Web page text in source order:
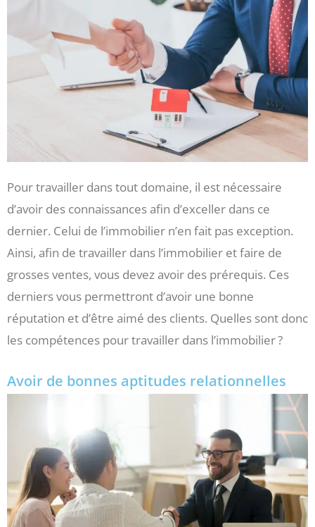
Pour travailler dans tout domaine, il est nécessaire
d’avoir des connaissances afin d’exceller dans ce
dernier. Celui de l’immobilier n’en fait pas exception.
Ainsi, afin de travailler dans l’immobilier et faire de
grosses ventes, vous devez avoir des prérequis. Ces
derniers vous permettront d’avoir une bonne
réputation et d’être aimé des clients. Quelles sont donc
les compétences pour travailler dans l’immobilier ?
Avoir de bonnes aptitudes relationnelles